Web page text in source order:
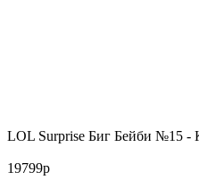
LOL Surprise Биг Бейби №15 -
19799р